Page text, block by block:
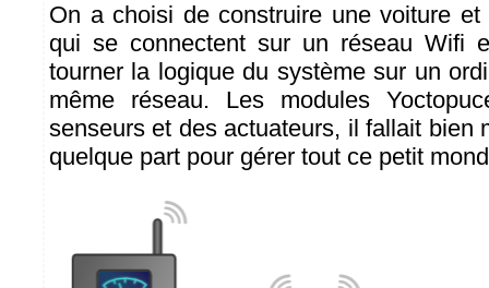
On a choisi de construire une voiture et
qui se connectent sur un réseau Wifi
tourner la logique du système sur un
même réseau. Les modules
senseurs et des actuateurs, il fallait bien
quelque part pour gérer tout ce petit